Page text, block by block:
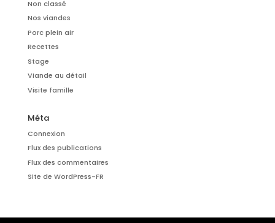
Non classé
Nos viandes
Porc plein air
Recettes
Stage
Viande au détail
Visite famille
Méta
Connexion
Flux des publications
Flux des commentaires
Site de WordPress-FR